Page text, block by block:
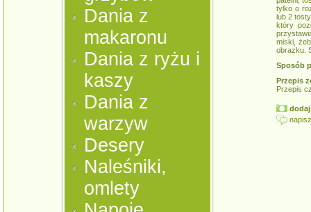
Dania z
makaronu
Dania z ryżu i
kaszy
Dania z
warzyw
Desery
Naleśniki,
omlety
tylko o
lub 2
który
miski,
obrazku.
Sposób
Przepis
Przepis